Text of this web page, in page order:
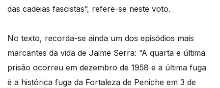
das cadeias fascistas”, refere-se neste voto.
No texto, recorda-se ainda um dos episódios mais
marcantes da vida de Jaime Serra: “A quarta e última
prisão ocorreu em dezembro de 1958 e a última fuga
é a histórica fuga da Fortaleza de Peniche em 3 de